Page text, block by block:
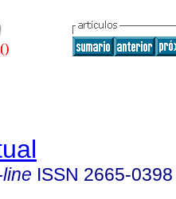
ISSN 2665-0398